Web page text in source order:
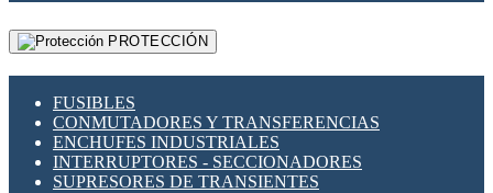
PROTECCIÓN
FUSIBLES
CONMUTADORES Y TRANSFERENCIAS
ENCHUFES INDUSTRIALES
INTERRUPTORES - SECCIONADORES
SUPRESORES DE TRANSIENTES